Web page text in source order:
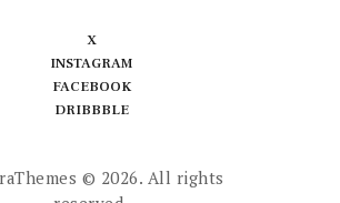
X
INSTAGRAM
FACEBOOK
DRIBBBLE
© 2026. All rights